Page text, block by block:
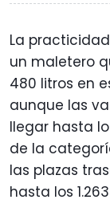
La
un maletero
480 litros en
aunque las
llegar hasta
de la
las plazas
hasta los